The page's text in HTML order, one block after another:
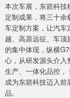
本次车展，东箭科
定制成果，将三十
车定制方案，让汽
越、高原远征、车
的集中体现，纵横
心，从研发源头介
生产、一体化品控，
成为东箭科技迈入
品。